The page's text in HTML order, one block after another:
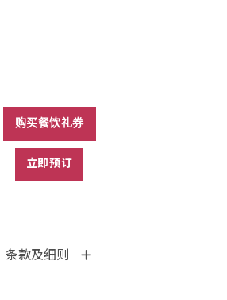
购买餐饮礼券
立即预订
条款及细则